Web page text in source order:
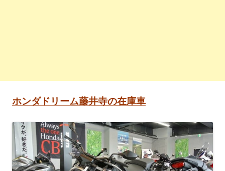
ホンダドリーム藤井寺の在庫車